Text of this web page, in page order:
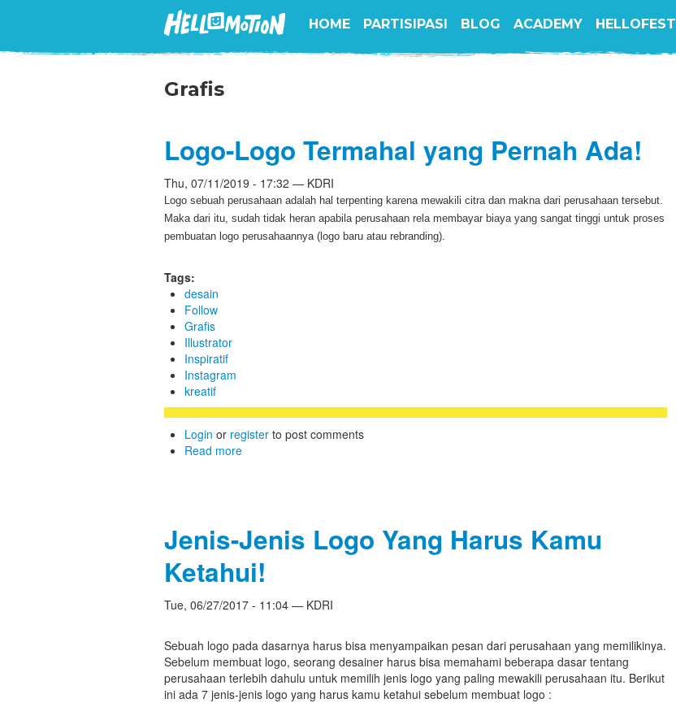
HOME PARTISIPASI BLOG ACADEMY HELLOFEST
Grafis
Logo-Logo Termahal yang Pernah Ada!
Thu, 07/11/2019 - 17:32 — KDRI
Logo sebuah perusahaan adalah hal terpenting karena mewakili citra dan makna dari perusahaan tersebut.
Maka dari itu, sudah tidak heran apabila perusahaan rela membayar biaya yang sangat tinggi untuk proses
pembuatan logo perusahaannya (logo baru atau rebranding).
Tags:
desain
Follow
Grafis
Illustrator
Inspiratif
Instagram
kreatif
Login or register to post comments
Read more
Jenis-Jenis Logo Yang Harus Kamu
Ketahui!
Tue, 06/27/2017 - 11:04 — KDRI
Sebuah logo pada dasarnya harus bisa menyampaikan pesan dari perusahaan yang memilikinya.
Sebelum membuat logo, seorang desainer harus bisa memahami beberapa dasar tentang
perusahaan terlebih dahulu untuk memilih jenis logo yang paling mewakili perusahaan itu. Berikut
ini ada 7 jenis-jenis logo yang harus kamu ketahui sebelum membuat logo :